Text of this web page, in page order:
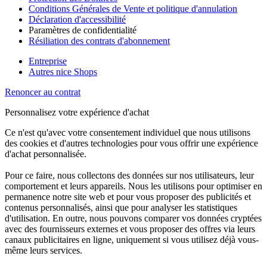
Conditions Générales de Vente et politique d'annulation
Déclaration d'accessibilité
Paramètres de confidentialité
Résiliation des contrats d'abonnement
Entreprise
Autres nice Shops
Renoncer au contrat
Personnalisez votre expérience d'achat
Ce n'est qu'avec votre consentement individuel que nous utilisons
des cookies et d'autres technologies pour vous offrir une expérience
d'achat personnalisée.
Pour ce faire, nous collectons des données sur nos utilisateurs, leur
comportement et leurs appareils. Nous les utilisons pour optimiser en
permanence notre site web et pour vous proposer des publicités et
contenus personnalisés, ainsi que pour analyser les statistiques
d'utilisation. En outre, nous pouvons comparer vos données cryptées
avec des fournisseurs externes et vous proposer des offres via leurs
canaux publicitaires en ligne, uniquement si vous utilisez déjà vous-
même leurs services.